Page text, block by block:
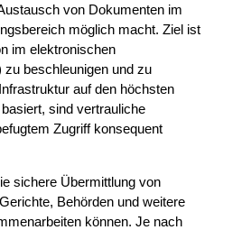
von Dokumenten im
möglich macht. Ziel ist
im elektronischen
beschleunigen und zu
auf den höchsten
sind vertrauliche
Zugriff konsequent
sichere Übermittlung von
Behörden und weitere
können. Je nach